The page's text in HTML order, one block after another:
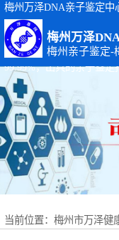
梅州万泽DNA亲子鉴定中
要从事：梅州司法亲子鉴
子鉴定等基因检测服务。
路14-4号。梅州万泽DNA
99.99%，出具的亲子鉴
梅州万泽
当前位置： 梅州市万泽健
梅州DNA亲子鉴
定
梅州出生证补办
亲子鉴定
梅州个人隐私亲
子鉴定
梅州个体识别
梅州亲缘关系鉴